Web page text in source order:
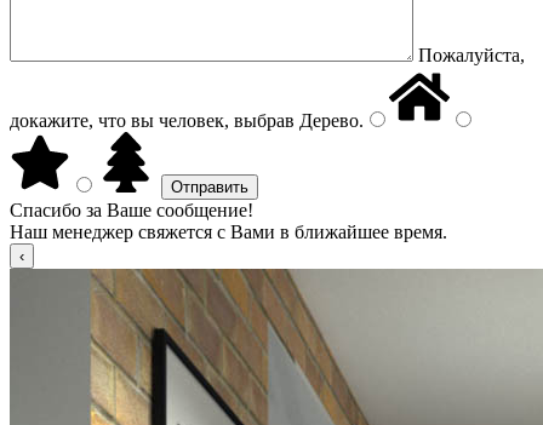
Пожалуйста,
докажите, что вы человек, выбрав Дерево.
Спасибо за Ваше сообщение!
Наш менеджер свяжется с Вами в ближайшее время.